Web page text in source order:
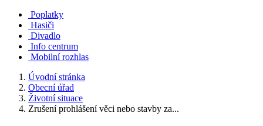
Poplatky
Hasiči
Divadlo
Info centrum
Mobilní rozhlas
Úvodní stránka
Obecní úřad
Životní situace
Zrušení prohlášení věci nebo stavby za...